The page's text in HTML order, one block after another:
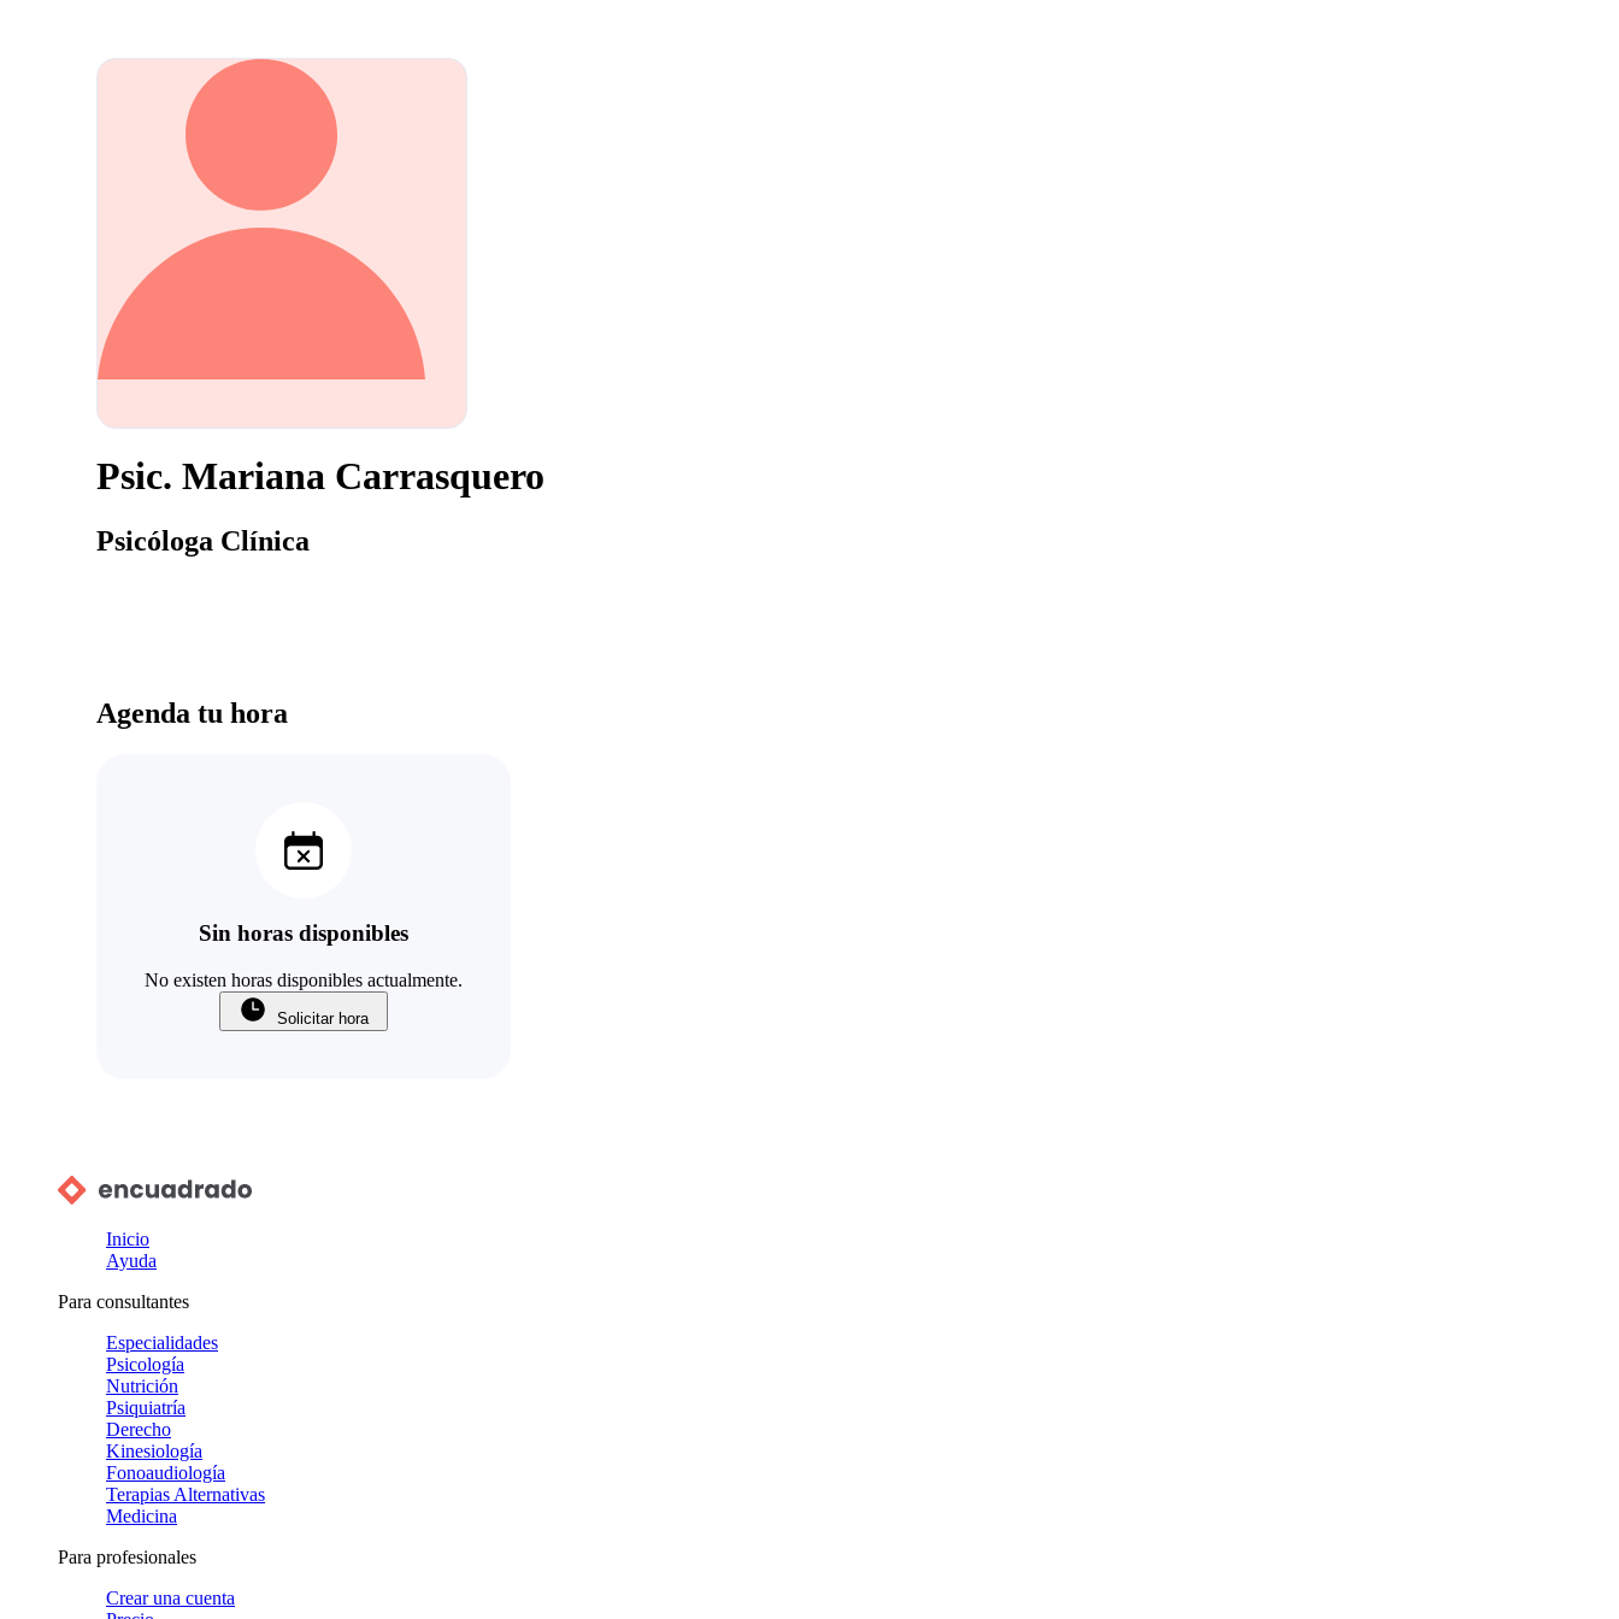
Psic. Mariana Carrasquero
Psicóloga Clínica
Agenda tu hora
Sin horas disponibles
No existen horas disponibles actualmente.
Solicitar hora
Inicio
Ayuda
Para consultantes
Especialidades
Psicología
Nutrición
Psiquiatría
Derecho
Kinesiología
Fonoaudiología
Terapias Alternativas
Medicina
Para profesionales
Crear una cuenta